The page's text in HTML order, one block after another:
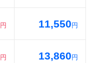
円 11,550円
円 13,860円